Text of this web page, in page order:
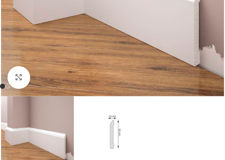
Noklikšķiniet, lai palielinātu